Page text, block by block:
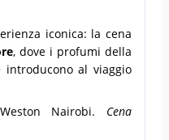
iconica: la cena
, dove i profumi della
introducono al viaggio
Nairobi. Cena